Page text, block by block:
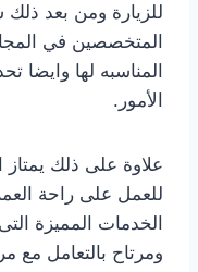
للزيارة ومن بعد ذلك
المتخصصين في
المناسبه لها وايضا
الأمور.
علاوة على ذلك يمتاز
للعمل على راحة
الخدمات المميزة
ومرتاح بالتعامل مع